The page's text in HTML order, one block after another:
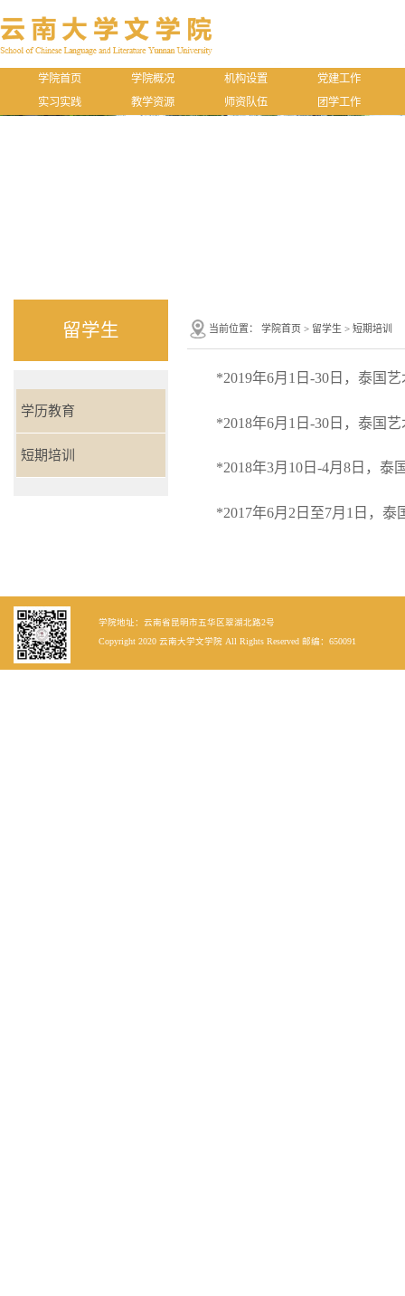
学院首页 学院概况 机构设置
党建工作
实习实践
教学资源 师资队伍 团学工作
留学生
学历教育
短期培训
当前位置：学院首页 > 留学生 >短期培训
*2019年6月 1 日 -30日，泰国艺
*2018年6月 1 日 -30日，泰国艺
*2018年3月 10日 -4月 8日，泰
*2017年6月 2 日至7月 1 日，泰
学院地址：云南省昆明市五华区翠湖北路2号
Copyright 2020 云南大学文学院 All Rights Reserved 邮编：650091